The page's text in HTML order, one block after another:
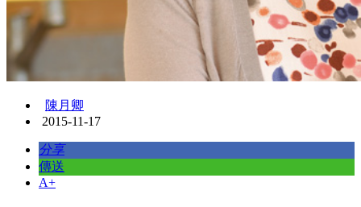
陳月卿
2015-11-17
分享
傳送
A+